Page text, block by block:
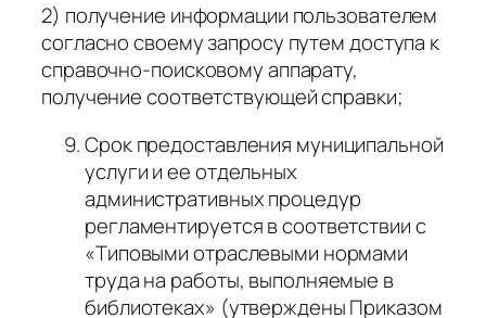
2) получение информации пользователем
согласно своему запросу путем доступа к
справочно-поисковому аппарату,
получение соответствующей справки;
Срок предоставления муниципальной
услуги и ее отдельных
административных процедур
регламентируется в соответствии с
«Типовыми отраслевыми нормами
труда на работы, выполняемые в
библиотеках» (утверждены Приказом